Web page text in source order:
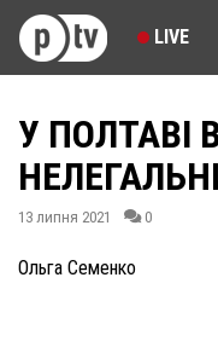
LIVE
У ПОЛТАВІ
13 липня 2021 0
Ольга Семенко